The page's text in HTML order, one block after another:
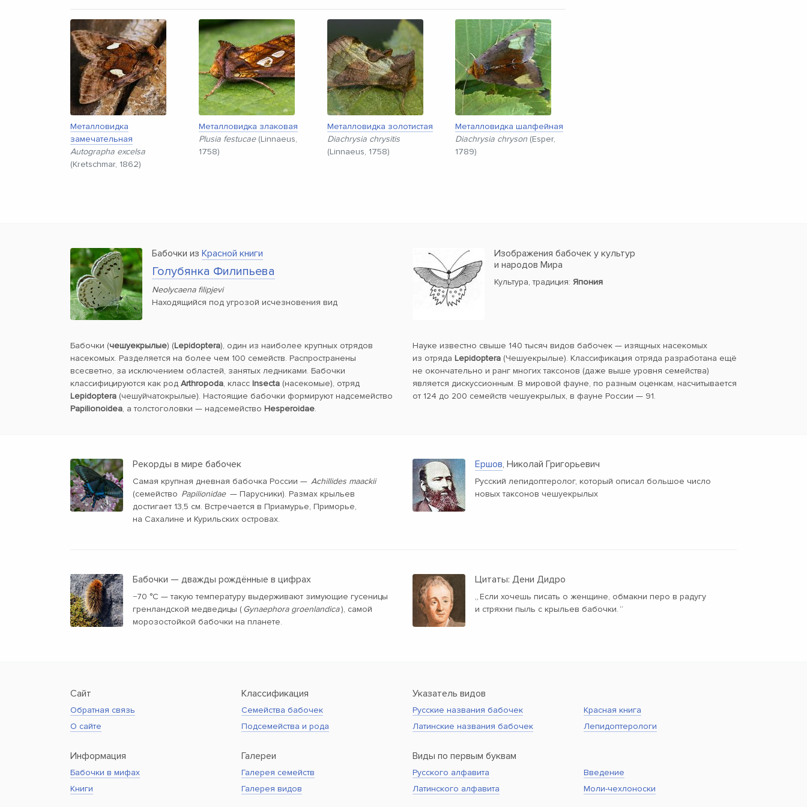
Металловидка
замечательная
Autographa excelsa
(Kretschmar, 1862)
Металловидка злаковая
Plusia festucae(Linnaeus,
1758)
Металловидка золотистая
Diachrysia chrysitis
(Linnaeus, 1758)
Металловидка шалфейная
Diachrysia chryson (Esper,
1789)
Бабочки из Красной книги
Голубянка Филипьева
Neolycaena filipjevi
Находящийся под угрозой исчезновения вид
Изображения бабочек у культур
и народов Мира
Культура, традиция: Япония
Бабочки (чешуекрылые) (Lepidoptera), один из наиболее крупных отрядов
насекомых. Разделяется на более чем 100 семейств. Распространены
всесветно, за исключением областей, занятых ледниками. Бабочки
классифицируются как род Arthropoda, класс Insecta (насекомые), отряд
Lepidoptera (чешуйчатокрылые). Настоящие бабочки формируют надсемейство
Papilionoidea, а толстоголовки — надсемейство Hesperoidae.
Науке известно свыше 140 тысяч видов бабочек — изящных насекомых
из отряда Lepidoptera (Чешуекрылые). Классификация отряда разработана ещё
не окончательно и ранг многих таксонов (даже выше уровня семейства)
является дискуссионным. В мировой фауне, по разным оценкам, насчитывается
от 124 до 200 семейств чешуекрылых, в фауне России — 91.
Рекорды в мире бабочек
Самая крупная дневная бабочка России — Achillides maackii
(семейство Papilionidae — Парусники). Размах крыльев
достигает 13,5 см. Встречается в Приамурье, Приморье,
на Сахалине и Курильских островах.
Ершов, Николай Григорьевич
Русский лепидоптеролог, который описал большое число
новых таксонов чешуекрылых
Бабочки — дважды рождённые в цифрах
−70 °C — такую температуру выдерживают зимующие гусеницы
гренландской медведицы (Gynaephora groenlandica ), самой
морозостойкой бабочки на планете.
Цитаты: Дени Дидро
„Если хочешь писать о женщине, обмакни перо в радугу
и стряхни пыль с крыльев бабочки. “
Сайт
Обратная связь
О сайте
Информация
Бабочки в мифах
Книги
Классификация
Семейства бабочек
Подсемейства и рода
Галереи
Галерея семейств
Галерея видов
Указатель видов
Русские названия бабочек
Латинские названия бабочек
Виды по первым буквам
Русского алфавита
Латинского алфавита
Красная книга
Лепидоптерологи
Введение
Моли-чехлоноски